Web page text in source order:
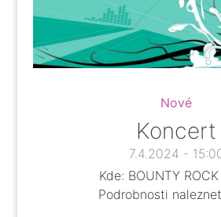
Nové
Koncert
7.4.2024 -
Kde: BOUNTY ROCK
Podrobnosti